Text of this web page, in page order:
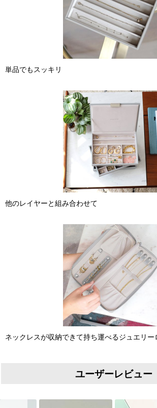
単品でもスッキリ
他のレイヤーと組み合わせて
ネックレスが収納できて持ち運べるジュエリー
ユーザーレビュー
Slide controls